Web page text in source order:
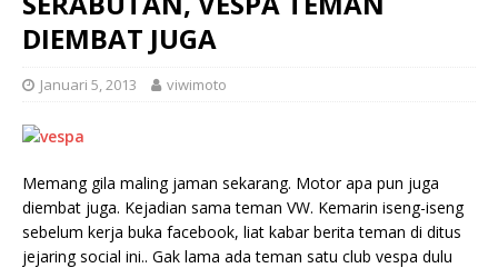
DIEMBAT JUGA
Januari 5, 2013 viwimoto
Memang gila maling jaman sekarang. Motor apa pun juga
diembat juga. Kejadian sama teman VW. Kemarin iseng-iseng
sebelum kerja buka facebook, liat kabar berita teman di ditus
jejaring social ini.. Gak lama ada teman satu club vespa dulu